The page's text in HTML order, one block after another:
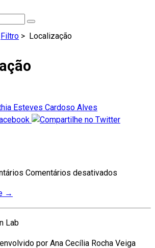
Filtro > Localização
Esteves Cardoso Alves
Comentários desativados
→
Lab
por Ana Cecília Rocha Veiga